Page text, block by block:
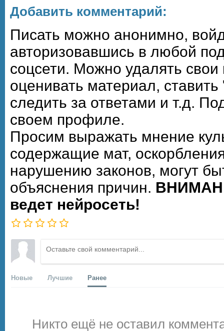
Добавить комментарий:
Писать можно анонимно,
авторизовавшись в любой
соцсети. Можно удалять
оценивать материал, ставить
следить за ответами и т.д.
своем профиле.
Просим выражать мнение
содержащие мат,
нарушению законов, могут
объяснения причин.
ведет нейросеть!
Новые Лучшие Ранее
Никто ещё не оставил